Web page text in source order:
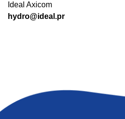
Ideal Axicom
hydro@ideal.pr